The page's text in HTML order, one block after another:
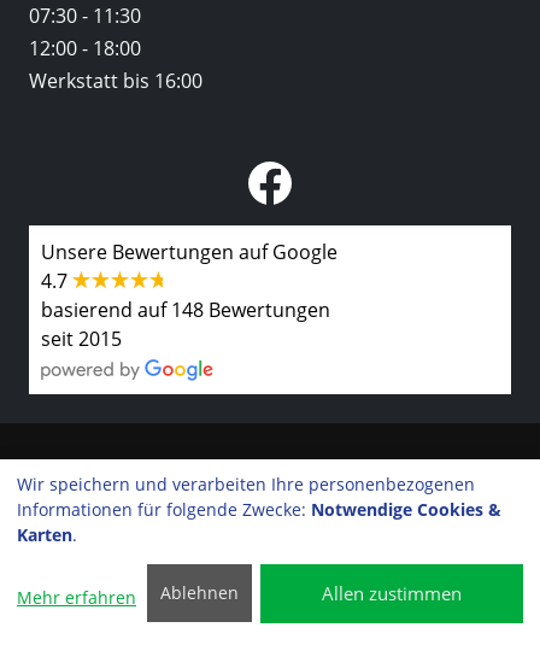
07:30 - 11:30
12:00 - 18:00
Werkstatt bis 16:00
Unsere Bewertungen auf Google
4.7
basierend auf 148 Bewertungen
seit 2015
Kontakt
Impressum
Datenschutzerklärung
Cookie-Einstellungen
Wir speichern und verarbeiten Ihre personenbezogenen
Informationen für folgende Zwecke: Notwendige Cookies &
Karten.
Mehr erfahren Ablehnen Allen zustimmen